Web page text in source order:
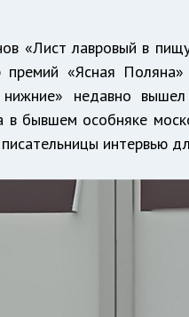
«Лист лавровый в
премий «Ясная
недавно
бывшем особняке
интервью